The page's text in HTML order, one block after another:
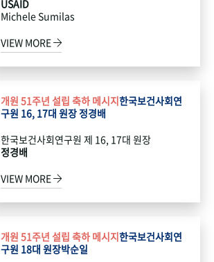
USAID
Michele Sumilas
VIEW MORE
개원 51주년 설립 축하 메시지한국보건사회연
구원 16, 17대 원장 정경배
한국보건사회연구원 제 16, 17대 원장
정경배
VIEW MORE
개원 51주년 설립 축하 메시지한국보건사회연
구원 18대 원장박순일